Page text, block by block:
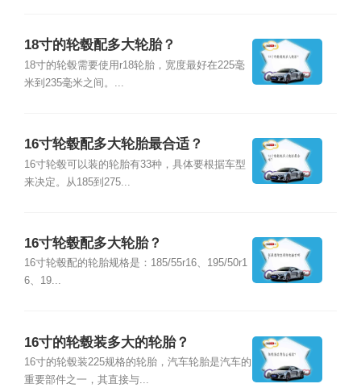
18寸的轮毂配多大轮胎？
18寸的轮毂需要使用r18轮胎，宽度最好在225毫
米到235毫米之间。...
16寸轮毂配多大轮胎最合适？
16寸轮毂可以装的轮胎有33种，具体要根据车型
来决定。从185到275...
16寸轮毂配多大轮胎？
16寸轮毂配的轮胎规格是：185/55r16、195/50r1
6、19...
16寸的轮毂装多大的轮胎？
16寸的轮毂装225规格的轮胎，汽车轮胎是汽车的
重要部件之一，其直接与...